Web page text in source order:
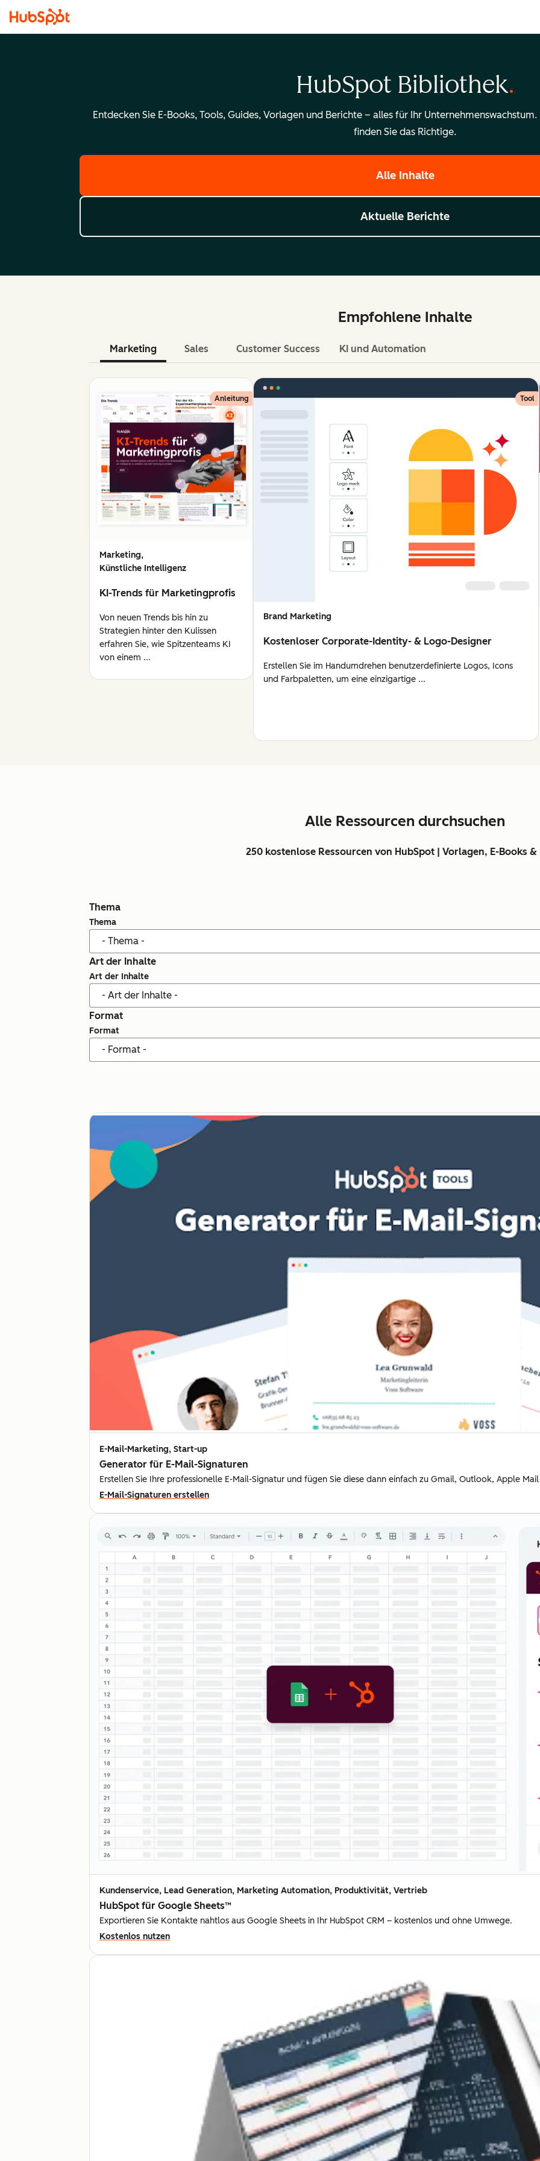
HubSpot Bibliothek
Entdecken Sie E-Books, Tools, Guides, Vorlagen und Berichte – alles für Ihr
finden Sie das Richtige.
Alle Inhalte
Aktuelle Berichte
Empfohlene Inhalte
Marketing Sales Customer Success KI und Automation
Anleitung
Marketing,
Künstliche Intelligenz
KI-Trends für Marketingprofis
Von neuen Trends bis hin zu
Strategien hinter den Kulissen
erfahren Sie, wie Spitzenteams KI
von einem ...
Tool
Brand Marketing
Kostenloser Corporate-Identity- & Logo-Designer
Erstellen Sie im Handumdrehen benutzerdefinierte Logos, Icons
und Farbpaletten, um eine einzigartige ...
Alle Ressourcen durchsuchen
250 kostenlose Ressourcen von HubSpot | Vorlagen, E-Books
Thema
Thema
Art der Inhalte
Art der Inhalte
Format
Format
E-Mail-Marketing, Start-up
Generator für E-Mail-Signaturen
Erstellen Sie Ihre professionelle E-Mail-Signatur und fügen Sie diese dann einfach zu Gmail, Outlook, Apple
E-Mail-Signaturen erstellen
Kundenservice, Lead Generation, Marketing Automation, Produktivität, Vertrieb
HubSpot für Google Sheets™
Exportieren Sie Kontakte nahtlos aus Google Sheets in Ihr HubSpot CRM – kostenlos und ohne Umwege.
Kostenlos nutzen